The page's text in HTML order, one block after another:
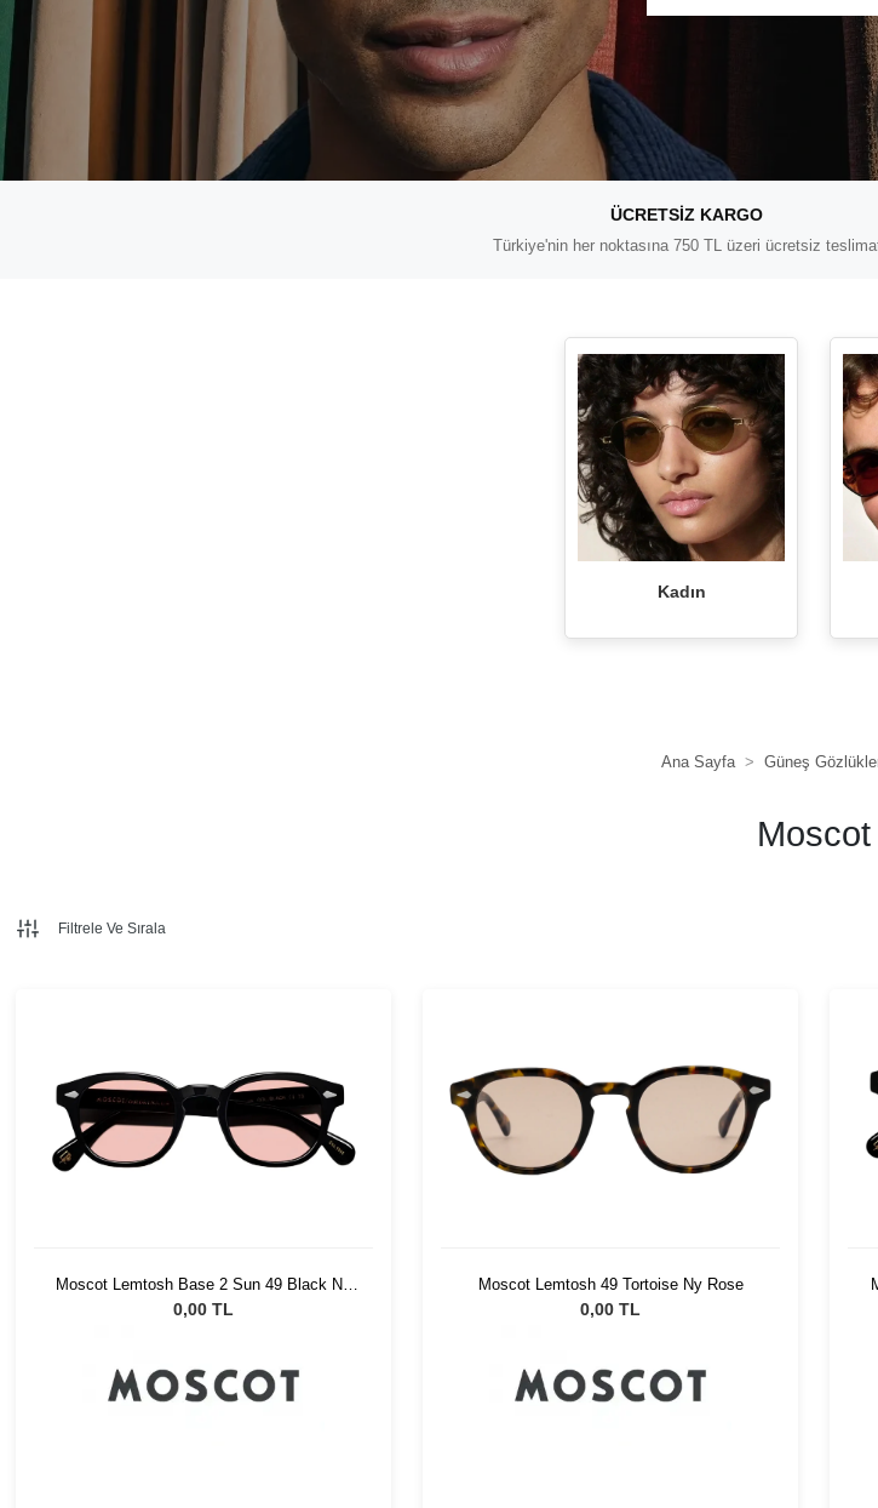
ÜCRETSIZ KARGO
Türkiye'nin her noktasına 750 TL üzeri ücretsiz
Kadın
Ana Sayfa Güneş
Moscot
Filtrele Ve Sırala
Moscot Lemtosh Base 2 Sun 49 Black Ny
Rose
0,00 TL
Moscot Lemtosh 49 Tortoise Ny Rose
0,00 TL